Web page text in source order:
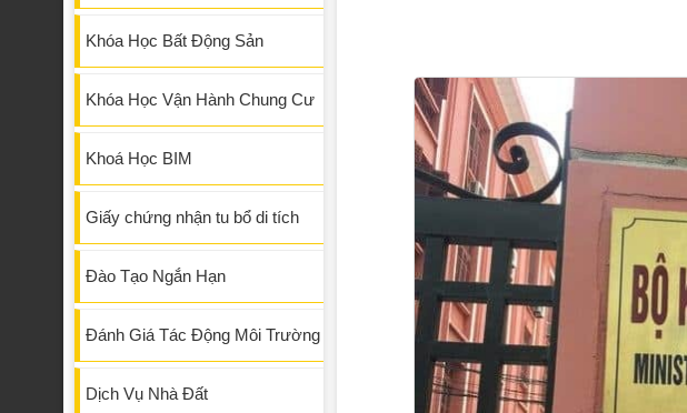
Khóa Học Bất Động Sản
Khóa Học Vận Hành Chung Cư
Khoá Học BIM
Giấy chứng nhận tu bổ di tích
Đào Tạo Ngắn Hạn
Đánh Giá Tác Động Môi Trường
Dịch Vụ Nhà Đất